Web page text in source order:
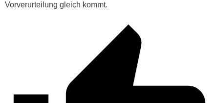
Vorverurteilung gleich kommt.